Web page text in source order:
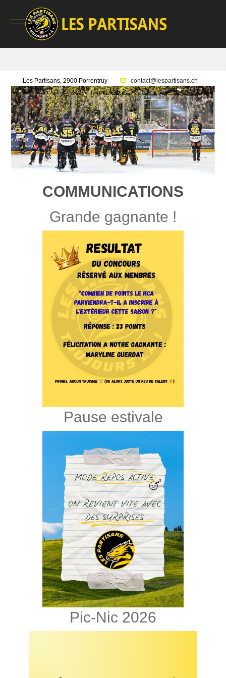
Mobile Menu Toggle
Les Partisans, 2900 Porrentruy contact@lespartisans.ch
COMMUNICATIONS
Grande gagnante !
Pause estivale
Pic-Nic 2026